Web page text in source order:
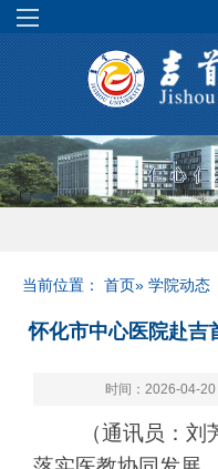
当前位置： 首页» 学院动态
怀化市中心医院赴吉
时间：2026-04-20
（通讯员：